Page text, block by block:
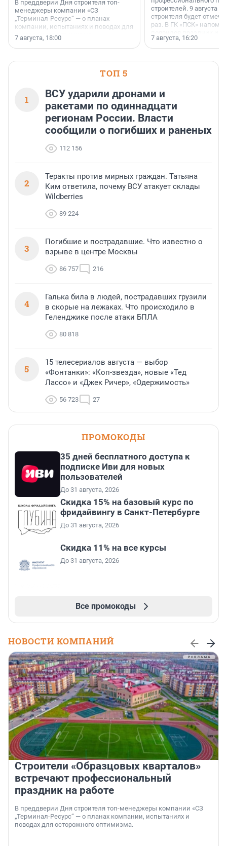
В преддверии Дня строителя топ-
менеджеры компании «СЗ
„Терминал-Ресурс“ — о планах
компании, испытаниях и поводах для
осторожного оптимизма.
7 августа, 18:00
строителей. 9 августа
строителя будет
раз. В ГК «ПСК»
поменялась роль
7 августа, 16:20
ТОП 5
1
ВСУ ударили дронами и
ракетами по одиннадцати
регионам России. Власти
сообщили о погибших и раненых
112 156
2
Теракты против мирных граждан. Татьяна
Ким ответила, почему ВСУ атакует склады
Wildberries
89 224
3
Погибшие и пострадавшие. Что известно о
взрыве в центре Москвы
86 757 216
4
Галька била в людей, пострадавших грузили
в скорые на лежаках. Что происходило в
Геленджике после атаки БПЛА
80 818
5
15 телесериалов августа — выбор
«Фонтанки»: «Коп-звезда», новые «Тед
Лассо» и «Джек Ричер», «Одержимость»
56 723 27
ПРОМОКОДЫ
35 дней бесплатного доступа к
подписке Иви для новых
пользователей
До 31 августа, 2026
Скидка 15% на базовый курс по
фридайвингу в Санкт-Петербурге
До 31 августа, 2026
Скидка 11% на все курсы
До 31 августа, 2026
Все промокоды
НОВОСТИ КОМПАНИЙ
Строители «Образцовых кварталов»
встречают профессиональный
праздник на работе
В преддверии Дня строителя топ-менеджеры компании «СЗ
„Терминал-Ресурс“ — о планах компании, испытаниях и
поводах для осторожного оптимизма.